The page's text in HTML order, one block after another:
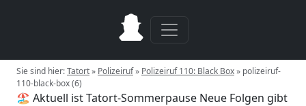
Sie sind hier:Tatort» Polizeiruf» Polizeiruf 110: Black Box» polizeiruf-
110-black-box (6)
🏖️ Aktuell ist Tatort-Sommerpause Neue Folgen gibt